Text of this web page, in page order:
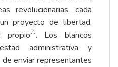
revolucionarias, cada
proyecto de libertad,
propio[2]. Los blancos
administrativa y
enviar representantes